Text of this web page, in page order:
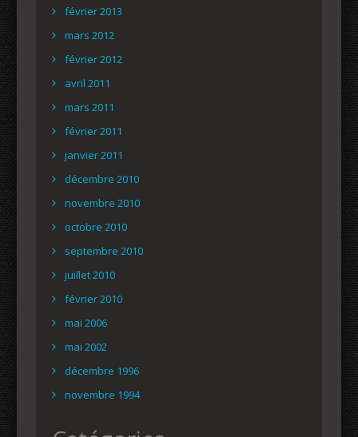
février 2013
mars 2012
février 2012
avril 2011
mars 2011
février 2011
janvier 2011
décembre 2010
novembre 2010
octobre 2010
septembre 2010
juillet 2010
février 2010
mai 2006
mai 2002
décembre 1996
novembre 1994